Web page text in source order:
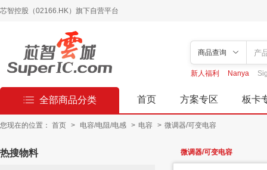
芯智控股（02166.HK）旗下自营平台
商品查询
新人福利 Nanya
全部商品分类 首页 方案专区 板卡
您现在的位置： 首页 > 电容/电阻/电感 > 电容 > 微调器/可变电容
热搜物料 微调器/可变电容